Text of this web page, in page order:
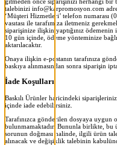
talebinizi info@karpromosyon.com
‘Müşteri Hizmetleri’ telefon numarası
vasıtası ile tarafımıza iletmeniz
siparişinize ilişkin yaptığınız ödemenin
10 gün içinde, ödeme yönteminize
aktarılacaktır.
Onaya ilişkin e-postanın tarafınıza
baskıya alınmasından sonra siparişin
İade Koşulları
Baskılı Ürünler haricindeki
içinde iade edebilirsiniz.
Tarafınızca gönderilen dosyaya uygun
bulunmamaktadır. Bununla birlikte, bu
sorunun doğması halinde, ilgili ürün
alınacak ve değişiklik talebinin